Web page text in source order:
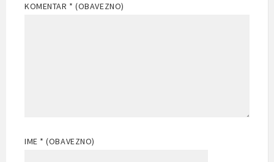
KOMENTAR * (OBAVEZNO)
IME * (OBAVEZNO)